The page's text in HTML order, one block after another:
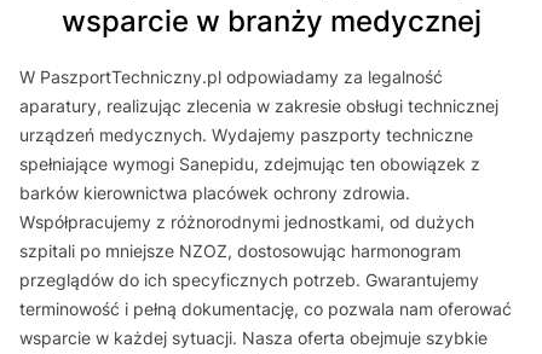
wsparcie w branży medycznej
W PaszportTechniczny.pl odpowiadamy za legalność
aparatury, realizując zlecenia w zakresie obsługi technicznej
urządzeń medycznych. Wydajemy paszporty techniczne
spełniające wymogi Sanepidu, zdejmując ten obowiązek z
barków kierownictwa placówek ochrony zdrowia.
Współpracujemy z różnorodnymi jednostkami, od dużych
szpitali po mniejsze NZOZ, dostosowując harmonogram
przeglądów do ich specyficznych potrzeb. Gwarantujemy
terminowość i pełną dokumentację, co pozwala nam oferować
wsparcie w każdej sytuacji. Nasza oferta obejmuje szybkie